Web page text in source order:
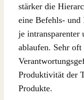
stärker die
eine Befehls-
je intransparenter
ablaufen. Sehr
Produktivität der
Produkte.